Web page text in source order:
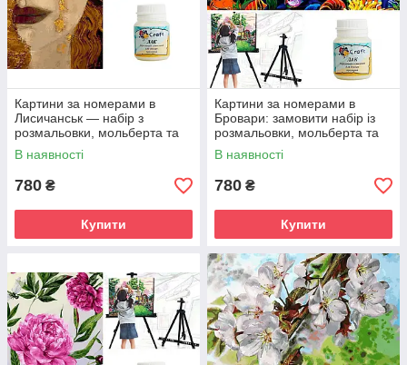
Картини за номерами в
Лисичанськ — набір з
розмальовки, мольберта та
лаку
В наявності
780 ₴
Купити
Картини за номерами в
Бровари: замовити набір із
розмальовки, мольберта та
лаку
В наявності
780 ₴
Купити